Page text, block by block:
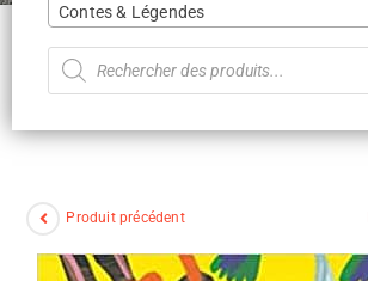
Contes & Légendes
Produit précédent